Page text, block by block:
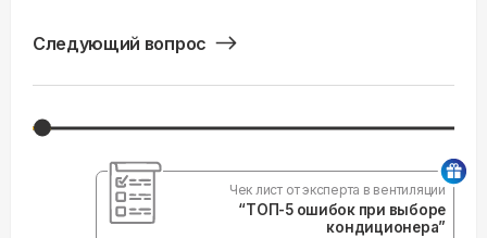
Следующий вопрос
Чек лист от эксперта в вентиляции
“ТОП-5 ошибок при выборе
кондиционера”